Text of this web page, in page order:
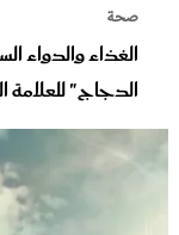
صحة
الغذاء والدواء
الدجاج" للعلامة